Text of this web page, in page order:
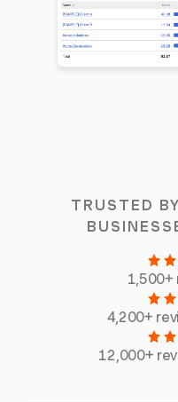
TRUSTED
1,500+
4,200+
12,000+